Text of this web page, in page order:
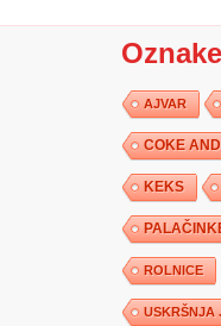
AJVAR
COKE
KEKS
ROLNICE
USKRŠNJA